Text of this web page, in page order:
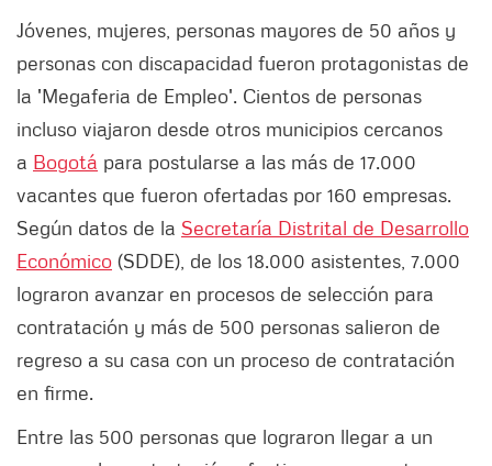
Jóvenes, mujeres, personas mayores de 50 años y
personas con discapacidad fueron protagonistas de
la 'Megaferia de Empleo'. Cientos de personas
incluso viajaron desde otros municipios cercanos
a Bogotá para postularse a las más de 17.000
vacantes que fueron ofertadas por 160 empresas.
Según datos de la Secretaría Distrital de Desarrollo
Económico (SDDE), de los 18.000 asistentes, 7.000
lograron avanzar en procesos de selección para
contratación y más de 500 personas salieron de
regreso a su casa con un proceso de contratación
en firme.
Entre las 500 personas que lograron llegar a un